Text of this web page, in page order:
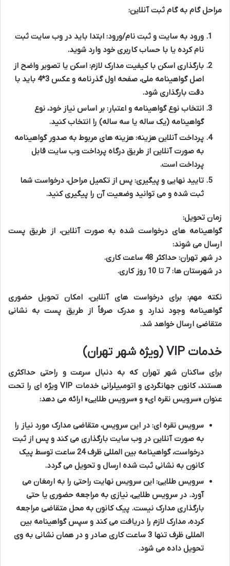
مراحل گام به گام ثبت آنلاین:
ورود به سایت و ثبت نام/ورود: ابتدا باید در وب سایت ثبت
نام کرده یا با حساب کاربری خود وارد شوید.
بارگذاری اسکن با کیفیت مدارک لازم: اسکن یا تصویر واضح از
اصل گواهینامه ملی، صفحه اول گذرنامه و عکس 3*4 باید با
دقت بارگذاری شود.
انتخاب نوع گواهینامه و اعتبار: بر اساس نیاز خود، نوع
گواهینامه (یک ساله یا سه ساله) را انتخاب کنید.
پرداخت آنلاین هزینه: هزینه های مربوط به صدور گواهینامه
به صورت آنلاین از طریق درگاه پرداخت وب سایت قابل
پرداخت است.
تایید نهایی و پیگیری: پس از تکمیل مراحل، درخواست شما
ثبت شده و می توانید وضعیت آن را پیگیری کنید.
زمان تحویل:
گواهینامه های درخواست شده به صورت آنلاین، از طریق پست
ارسال می شوند:
در شهر تهران: حداکثر 48 ساعت کاری.
در شهرستان ها: 7 تا 10 روز کاری.
نکته مهم: برای درخواست های آنلاین، امکان تحویل حضوری
گواهینامه وجود ندارد و مدرک صرفاً از طریق پست به نشانی
متقاضی ارسال خواهد شد.
خدمات VIP (ویژه شهر تهران)
برای ساکنان شهر تهران که به دنبال سرعت و راحتی حداکثری
هستند، کانون جهانگردی و اتومبیلرانی خدمات VIP ویژه ای را تحت
عنوان «سرویس نقره ای» و «سرویس طلایی» ارائه می دهد:
سرویس نقره ای: در این سرویس، متقاضی مدارک مورد نیاز را
به صورت آنلاین در وب سایت بارگذاری می کند و پس از ثبت
درخواست، گواهینامه بین المللی ظرف 24 ساعت توسط پیک
کانون به نشانی ثبت شده ارسال و تحویل می گردد.
سرویس طلایی: این سرویس نهایت راحتی را به ارمغان می
آورد. در سرویس طلایی، نیازی به مراجعه حضوری یا حتی
بارگذاری مدارک نیست. پیک کانون به محل متقاضی مراجعه
کرده، مدارک لازم را دریافت می کند و سپس گواهینامه بین
المللی ظرف تنها 3 ساعت کاری صادر و در همان نشانی به وی
تحویل داده می شود.